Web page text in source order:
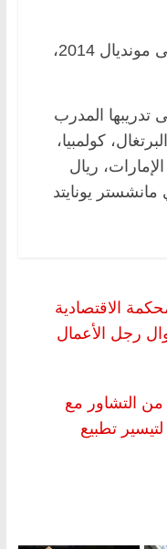
وقاد منتخب إيران نجح للتأهل إلى مونديال 2014،
تدريبها المدرب
كولمبيا،
ريال
يونايتد
الاقتصادية
رجل الأعمال
من التشاور مع
تطبيع